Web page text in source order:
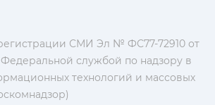
СМИ Эл № ФС77-72910 от
Федеральной службой по надзору в
технологий и массовых